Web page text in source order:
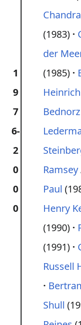
1
9
7
6-
2
0
0
0
(1983)
der
(1985)
Bednorz
Ramsey
Paul
Henry
(1990)
(1991)
Russell
Shull